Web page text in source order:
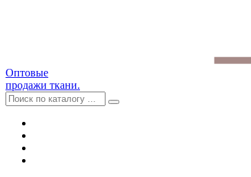
Оптовые
продажи ткани.